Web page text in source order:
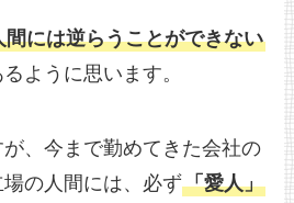
間には逆らうことができない
ように思います。
、今まで勤めてきた会社の
場の人間には、必ず「愛人」